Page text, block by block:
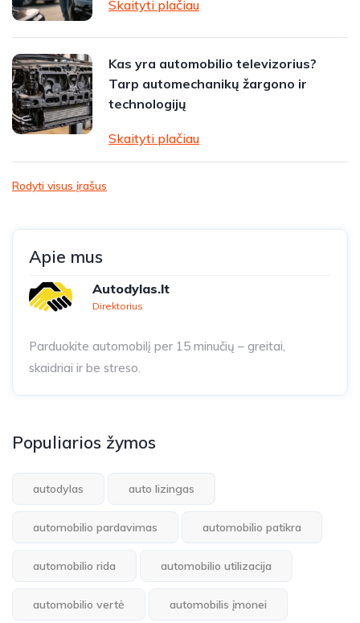
Skaityti plačiau
Kas yra automobilio televizorius?
Tarp automechanikų žargono ir
technologijų
Skaityti plačiau
Rodyti visus įrašus
Apie mus
Autodylas.lt
Direktorius
Parduokite automobilį per 15 minučių – greitai,
skaidriai ir be streso.
Populiarios žymos
autodylas auto lizingas
automobilio pardavimas automobilio patikra
automobilio rida automobilio utilizacija
automobilio vertė automobilis įmonei